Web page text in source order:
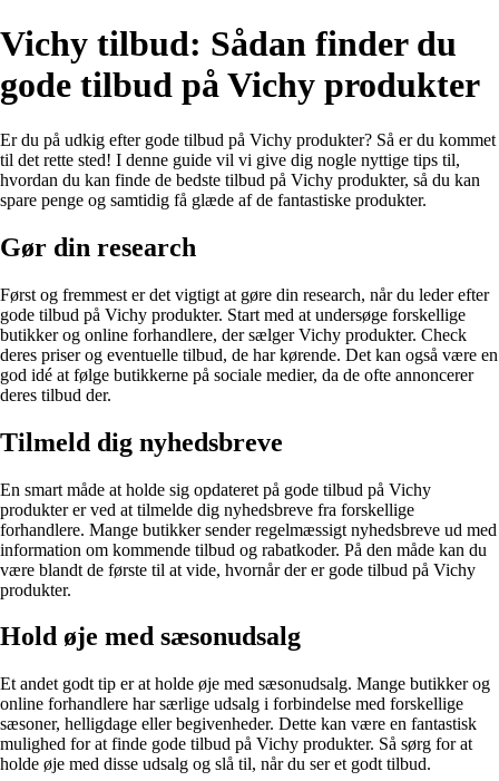
Vichy tilbud: Sådan finder du
gode tilbud på Vichy produkter
Er du på udkig efter gode tilbud på Vichy produkter? Så er du kommet
til det rette sted! I denne guide vil vi give dig nogle nyttige tips til,
hvordan du kan finde de bedste tilbud på Vichy produkter, så du kan
spare penge og samtidig få glæde af de fantastiske produkter.
Gør din research
Først og fremmest er det vigtigt at gøre din research, når du leder efter
gode tilbud på Vichy produkter. Start med at undersøge forskellige
butikker og online forhandlere, der sælger Vichy produkter. Check
deres priser og eventuelle tilbud, de har kørende. Det kan også være en
god idé at følge butikkerne på sociale medier, da de ofte annoncerer
deres tilbud der.
Tilmeld dig nyhedsbreve
En smart måde at holde sig opdateret på gode tilbud på Vichy
produkter er ved at tilmelde dig nyhedsbreve fra forskellige
forhandlere. Mange butikker sender regelmæssigt nyhedsbreve ud med
information om kommende tilbud og rabatkoder. På den måde kan du
være blandt de første til at vide, hvornår der er gode tilbud på Vichy
produkter.
Hold øje med sæsonudsalg
Et andet godt tip er at holde øje med sæsonudsalg. Mange butikker og
online forhandlere har særlige udsalg i forbindelse med forskellige
sæsoner, helligdage eller begivenheder. Dette kan være en fantastisk
mulighed for at finde gode tilbud på Vichy produkter. Så sørg for at
holde øje med disse udsalg og slå til, når du ser et godt tilbud.